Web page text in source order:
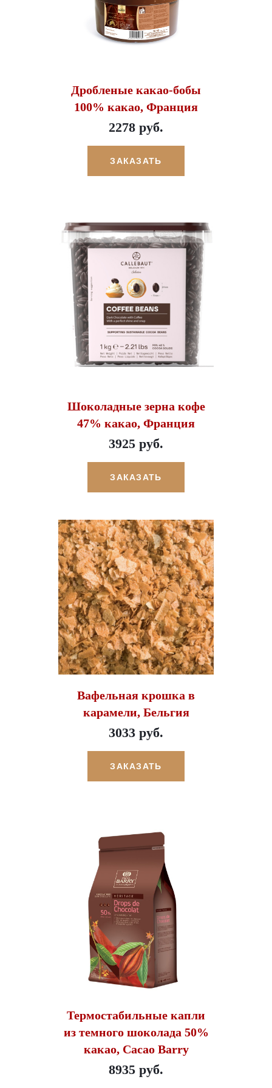
Дробленые какао-бобы
100% какао, Франция
2278 руб.
ЗАКАЗАТЬ
Шоколадные зерна кофе
47% какао, Франция
3925 руб.
ЗАКАЗАТЬ
Вафельная крошка в
карамели, Бельгия
3033 руб.
ЗАКАЗАТЬ
Термостабильные капли
из темного шоколада 50%
какао, Cacao Barry
8935 руб.